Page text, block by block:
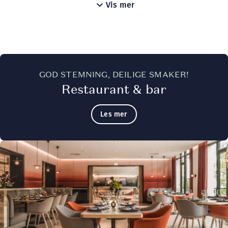
Vis mer
GOD STEMNING, DEILIGE SMAKER!
Restaurant & bar
Les mer
Vår prisbelønte frokost får du servert i husets storstue,
Åpningstider
FROKOST